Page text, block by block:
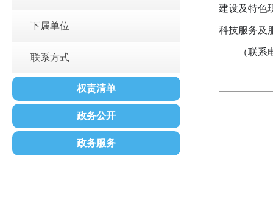
下属单位
联系方式
权责清单
政务公开
政务服务
建设及特色
科技服务及
（联系